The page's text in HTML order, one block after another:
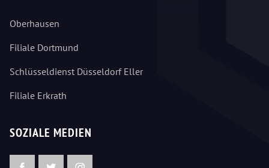
Oberhausen
Filiale Dortmund
Schlüsseldienst Düsseldorf Eller
Filiale Erkrath
SOZIALE MEDIEN